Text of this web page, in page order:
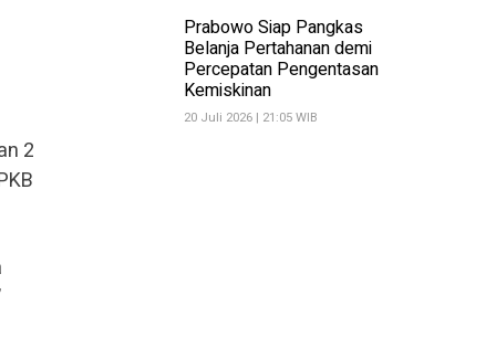
2
Prabowo Siap Pangkas
Belanja Pertahanan demi
Percepatan Pengentasan
Kemiskinan
20 Juli 2026 | 21:05 WIB